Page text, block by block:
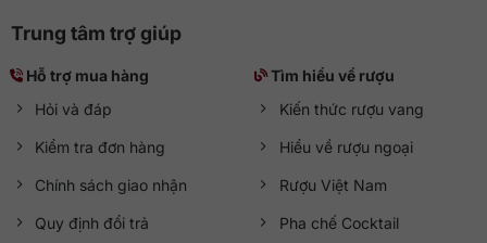
Trung tâm trợ giúp
Hỗ trợ mua hàng
Hỏi và đáp
Kiểm tra đơn hàng
Chính sách giao nhận
Quy định đổi trả
Tìm hiểu về rượu
Kiến thức rượu vang
Hiểu về rượu ngoại
Rượu Việt Nam
Pha chế Cocktail